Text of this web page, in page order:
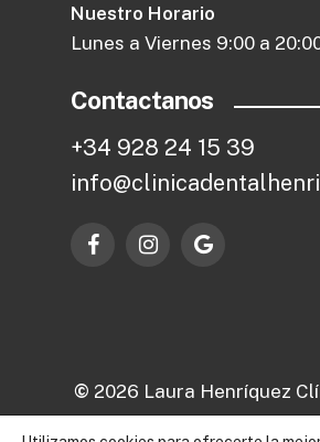
Nuestro Horario
Lunes a Viernes 9:00 a
Contactanos
+34 928 24 15 39
info@clinicadentalhenri
© 2026 Laura Henríquez